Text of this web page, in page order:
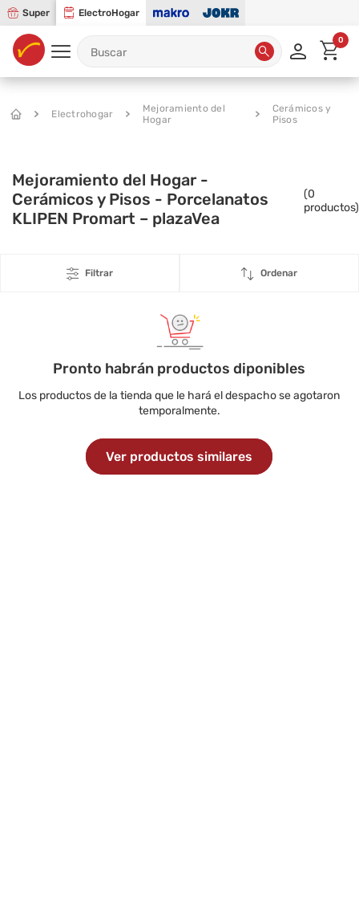
Super ElectroHogar
0
Electrohogar
Mejoramiento del
Hogar
Cerámicos y
Pisos
Mejoramiento del Hogar -
Cerámicos y Pisos - Porcelanatos
KLIPEN Promart – plazaVea
(0
productos)
Filtrar Ordenar
Pronto habrán productos diponibles
Los productos de la tienda que le hará el despacho se agotaron
temporalmente.
Ver productos similares